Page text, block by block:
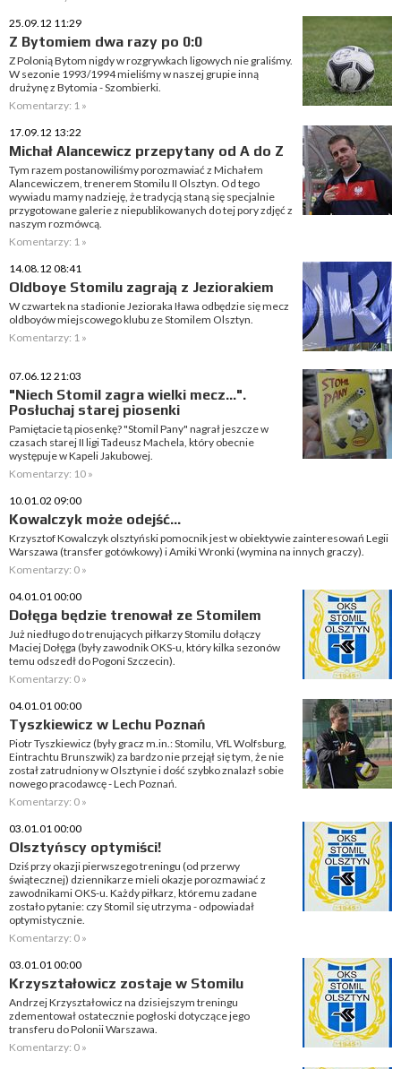
25.09.12 11:29
Z Bytomiem dwa razy po 0:0
Z Polonią Bytom nigdy w rozgrywkach ligowych nie graliśmy.
W sezonie 1993/1994 mieliśmy w naszej grupie inną
drużynę z Bytomia - Szombierki.
Komentarzy: 1 »
17.09.12 13:22
Michał Alancewicz przepytany od A do Z
Tym razem postanowiliśmy porozmawiać z Michałem
Alancewiczem, trenerem Stomilu II Olsztyn. Od tego
wywiadu mamy nadzieję, że tradycją staną się specjalnie
przygotowane galerie z niepublikowanych do tej pory zdjęć z
naszym rozmówcą.
Komentarzy: 1 »
14.08.12 08:41
Oldboye Stomilu zagrają z Jeziorakiem
W czwartek na stadionie Jezioraka Iława odbędzie się mecz
oldboyów miejscowego klubu ze Stomilem Olsztyn.
Komentarzy: 1 »
07.06.12 21:03
"Niech Stomil zagra wielki mecz...".
Posłuchaj starej piosenki
Pamiętacie tą piosenkę? "Stomil Pany" nagrał jeszcze w
czasach starej II ligi Tadeusz Machela, który obecnie
występuje w Kapeli Jakubowej.
Komentarzy: 10 »
10.01.02 09:00
Kowalczyk może odejść...
Krzysztof Kowalczyk olsztyński pomocnik jest w obiektywie zainteresowań Legii
Warszawa (transfer gotówkowy) i Amiki Wronki (wymina na innych graczy).
Komentarzy: 0 »
04.01.01 00:00
Dołęga będzie trenował ze Stomilem
Już niedługo do trenujących piłkarzy Stomilu dołączy
Maciej Dołęga (były zawodnik OKS-u, który kilka sezonów
temu odszedł do Pogoni Szczecin).
Komentarzy: 0 »
04.01.01 00:00
Tyszkiewicz w Lechu Poznań
Piotr Tyszkiewicz (były gracz m.in.: Stomilu, VfL Wolfsburg,
Eintrachtu Brunszwik) za bardzo nie przejął się tym, że nie
został zatrudniony w Olsztynie i dość szybko znalazł sobie
nowego pracodawcę - Lech Poznań.
Komentarzy: 0 »
03.01.01 00:00
Olsztyńscy optymiści!
Dziś przy okazji pierwszego treningu (od przerwy
świątecznej) dziennikarze mieli okazje porozmawiać z
zawodnikami OKS-u. Każdy piłkarz, któremu zadane
zostało pytanie: czy Stomil się utrzyma - odpowiadał
optymistycznie.
Komentarzy: 0 »
03.01.01 00:00
Krzyształowicz zostaje w Stomilu
Andrzej Krzyształowicz na dzisiejszym treningu
zdementował ostatecznie pogłoski dotyczące jego
transferu do Polonii Warszawa.
Komentarzy: 0 »